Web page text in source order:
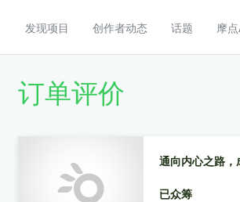
发现项目 创作者动态 话题 摩
订单评价
通向内心之路，
已众筹